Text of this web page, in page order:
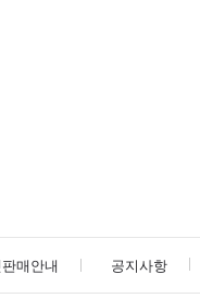
매안내 공지사항